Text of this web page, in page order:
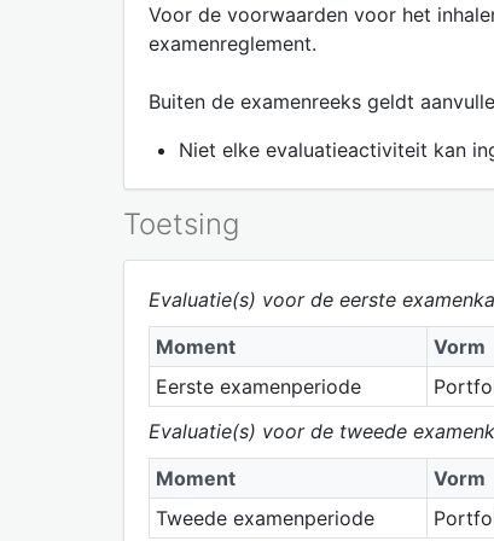
Voor de voorwaarden voor het
examenreglement.
Buiten de examenreeks geldt
Niet elke evaluatieactiviteit kan
Toetsing
Evaluatie(s) voor de eerste
Moment
Vorm
Eerste examenperiode
Evaluatie(s) voor de tweede
Moment
Vorm
Tweede examenperiode